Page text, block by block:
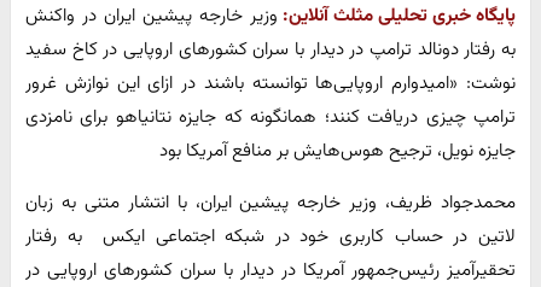
پایگاه خبری تحلیلی مثلث آنلاین: وزیر خارجه پیشین ایران در واکنش
به رفتار دونالد ترامپ در دیدار با سران کشورهای اروپایی در کاخ سفید
نوشت: «امیدوارم اروپایی‌ها توانسته باشند در ازای این نوازش غرور
ترامپ چیزی دریافت کنند؛ همانگونه که جایزه نتانیاهو برای نامزدی
جایزه نویل، ترجیح هوس‌هایش بر منافع آمریکا بود
محمدجواد ظریف، وزیر خارجه پیشین ایران، با انتشار متنی به زبان
لاتین در حساب کاربری خود در شبکه اجتماعی ایکس به رفتار
تحقیرآمیز رئیس‌جمهور آمریکا در دیدار با سران کشورهای اروپایی در